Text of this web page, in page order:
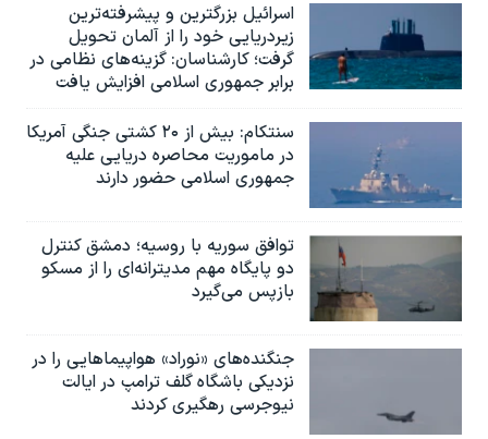
اسرائيل بزرگترین و پیشرفته‌ترین
زیردریایی خود را از آلمان تحویل
گرفت؛ کارشناسان: گزینه‌های نظامی در
برابر جمهوری اسلامی افزایش یافت
سنتکام: بیش از ۲۰ کشتی جنگی آمریکا
در ماموریت محاصره دریایی علیه
جمهوری اسلامی حضور دارند
توافق سوریه با روسیه؛ دمشق کنترل
دو پایگاه مهم مدیترانه‌ای را از مسکو
بازپس می‌گیرد
جنگنده‌های «نوراد» هواپیماهایی را در
نزدیکی باشگاه گلف ترامپ در ایالت
نیوجرسی رهگیری کردند